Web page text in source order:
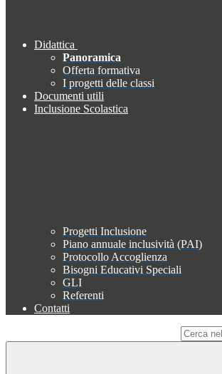
Didattica
Panoramica
Offerta formativa
I progetti delle classi
Documenti utili
Inclusione Scolastica
Progetti Inclusione
Piano annuale inclusività (PAI)
Protocollo Accoglienza
Bisogni Educativi Speciali
GLI
Referenti
Contatti